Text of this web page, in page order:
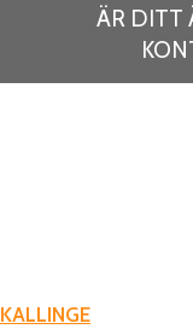
ÄR DITT
KALLINGE